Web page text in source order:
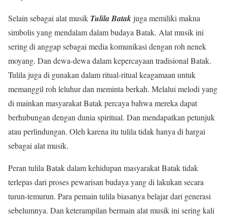
Selain sebagai alat musik Tulila Batakjuga memiliki makna
simbolis yang mendalam dalam budaya Batak. Alat musik ini
sering di anggap sebagai media komunikasi dengan roh nenek
moyang. Dan dewa-dewa dalam kepercayaan tradisional Batak.
Tulila juga di gunakan dalam ritual-ritual keagamaan untuk
memanggil roh leluhur dan meminta berkah. Melalui melodi yang
di mainkan masyarakat Batak percaya bahwa mereka dapat
berhubungan dengan dunia spiritual. Dan mendapatkan petunjuk
atau perlindungan. Oleh karena itu tulila tidak hanya di hargai
sebagai alat musik.
Peran tulila Batak dalam kehidupan masyarakat Batak tidak
terlepas dari proses pewarisan budaya yang di lakukan secara
turun-temurun. Para pemain tulila biasanya belajar dari generasi
sebelumnya. Dan keterampilan bermain alat musik ini sering kali